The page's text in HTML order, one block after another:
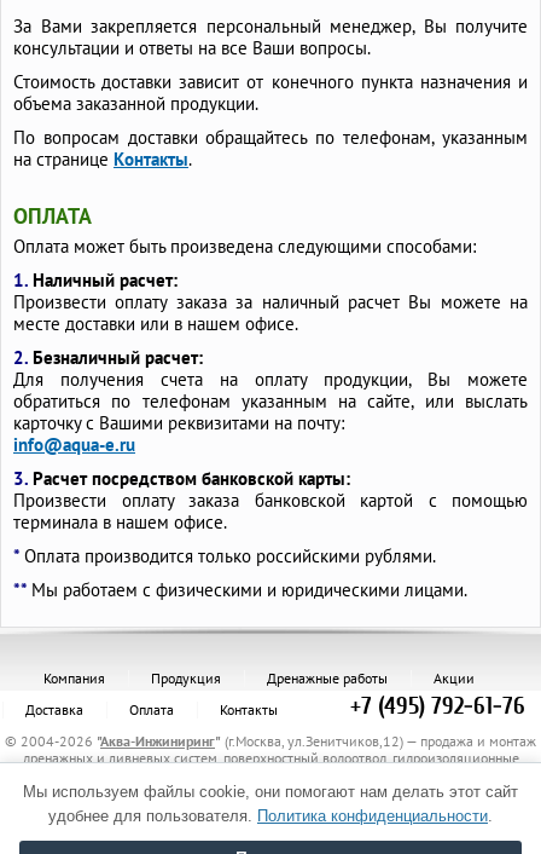
За Вами закрепляется персональный менеджер, Вы получите
консультации и ответы на все Ваши вопросы.
Стоимость доставки зависит от конечного пункта назначения и
объема заказанной продукции.
По вопросам доставки обращайтесь по телефонам, указанным
на странице Контакты.
ОПЛАТА
Оплата может быть произведена следующими способами:
1. Наличный расчет:
Произвести оплату заказа за наличный расчет Вы можете на
месте доставки или в нашем офисе.
2. Безналичный расчет:
Для получения счета на оплату продукции, Вы можете
обратиться по телефонам указанным на сайте, или выслать
карточку с Вашими реквизитами на почту:
info@aqua-e.ru
3. Расчет посредством банковской карты:
Произвести оплату заказа банковской картой с помощью
терминала в нашем офисе.
* Оплата производится только российскими рублями.
** Мы работаем с физическими и юридическими лицами.
Компания Продукция Дренажные работы
Акции
Доставка
Оплата Контакты +7 (495) 792-61-76
© 2004-2026 "Аква-Инжиниринг" (г.Москва, ул.Зенитчиков,12) — продажа и монтаж
дренажных и ливневых систем, поверхностный водоотвод, гидроизоляционные
для укрепления грунта, электрообогрев трубопроводов.
Политика обработки персональных данных
Мы используем файлы cookie, они помогают нам делать этот сайт
удобнее для пользователя. Политика конфиденциальности.